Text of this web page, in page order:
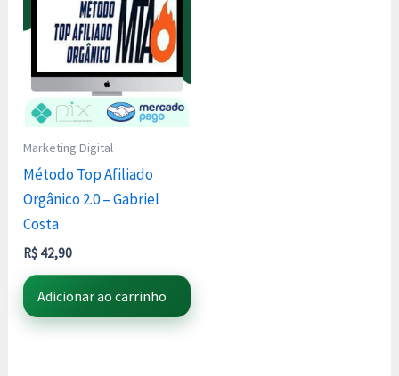
Marketing Digital
Método Top Afiliado
Orgânico 2.0 – Gabriel
Costa
R$ 42,90
Adicionar ao carrinho